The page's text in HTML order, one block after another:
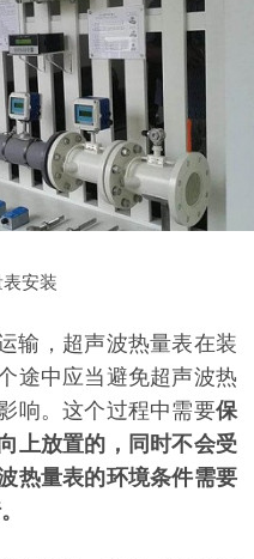
安装
输，超声波热量表在装
途中应当避免超声波热
响。这个过程中需要保
上放置的，同时不会受
热量表的环境条件需要